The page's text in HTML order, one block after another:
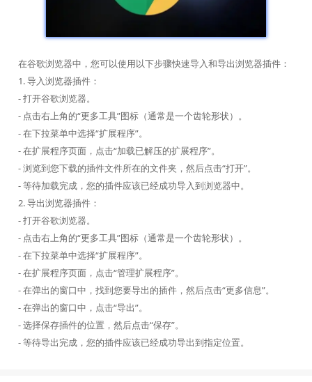
在谷歌浏览器中，您可以使用以下步骤快速导入和导出浏览器插件：
1. 导入浏览器插件：
- 打开谷歌浏览器。
- 点击右上角的“更多工具”图标（通常是一个齿轮形状）。
- 在下拉菜单中选择“扩展程序”。
- 在扩展程序页面，点击“加载已解压的扩展程序”。
- 浏览到您下载的插件文件所在的文件夹，然后点击“打开”。
- 等待加载完成，您的插件应该已经成功导入到浏览器中。
2. 导出浏览器插件：
- 打开谷歌浏览器。
- 点击右上角的“更多工具”图标（通常是一个齿轮形状）。
- 在下拉菜单中选择“扩展程序”。
- 在扩展程序页面，点击“管理扩展程序”。
- 在弹出的窗口中，找到您要导出的插件，然后点击“更多信息”。
- 在弹出的窗口中，点击“导出”。
- 选择保存插件的位置，然后点击“保存”。
- 等待导出完成，您的插件应该已经成功导出到指定位置。